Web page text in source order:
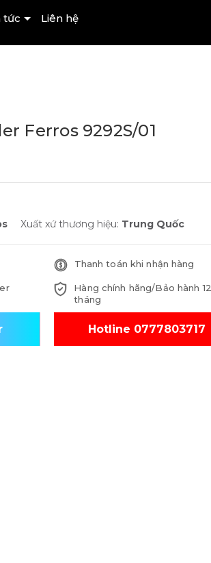
tức Liên hệ
Ferros 9292S/01
Xuất xứ thương hiệu: Trung Quốc
Thanh toán khi nhận hàng
Hàng chính hãng/Bảo hành 12
tháng
Hotline 0777803717